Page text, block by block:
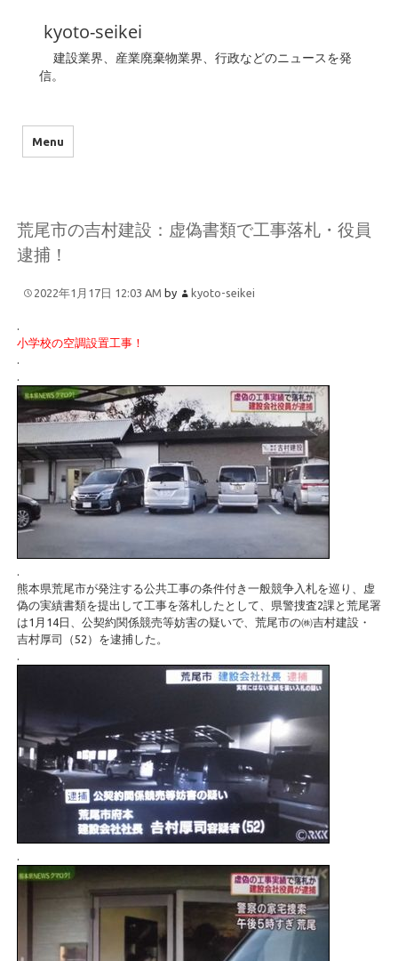
kyoto-seikei
建設業界、産業廃棄物業界、行政などのニュースを発
信。
Menu
荒尾市の吉村建設：虚偽書類で工事落札・役員
逮捕！
2022年1月17日 12:03 AM by kyoto-seikei
.
小学校の空調設置工事！
.
.
.
熊本県荒尾市が発注する公共工事の条件付き一般競争入札を巡り、虚
偽の実績書類を提出して工事を落札したとして、県警捜査2課と荒尾署
は1月14日、公契約関係競売等妨害の疑いで、荒尾市の㈱吉村建設・
吉村厚司（52）を逮捕した。
.
.